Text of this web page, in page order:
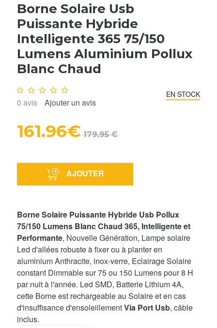
Borne Solaire Usb
Puissante Hybride
Intelligente 365 75/150
Lumens Aluminium Pollux
Blanc Chaud
Note : 0/10
0 avis Ajouter un avis
EN STOCK
161.96€ 179,95 €
AJOUTER
Borne Solaire Puissante Hybride Usb Pollux
75/150 Lumens Blanc Chaud 365, Intelligente et
Performante, Nouvelle Génération, Lampe solaire
Led d'allées robuste à fixer ou à planter en
aluminium Anthracite, inox-verre, Eclairage Solaire
constant Dimmable sur 75 ou 150 Lumens pour 8 H
par nuit à l'année. Led SMD, Batterie Lithium 4A,
cette Borne est rechargeable au Solaire et en cas
d'insuffisance d'ensoleillementVia Port Usb, câble
inclus.